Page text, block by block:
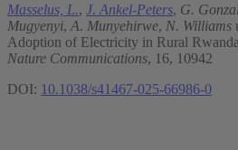
Masselus, L., J. Ankel-Peters, G.
Mugyenyi, A. Munyehirwe, N. Williams
Adoption of Electricity in Rural
Nature Communications, 16, 10942
DOI: 10.1038/s41467-025-66986-0